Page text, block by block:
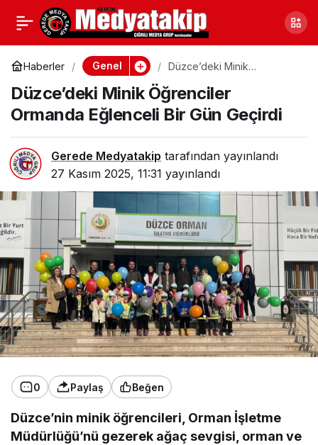
Haberler Genel
Düzce’deki Minik
Eğlenceli Bir Gün Geçirdi
Düzce’deki Minik Öğrenciler
Ormanda Eğlenceli Bir Gün Geçirdi
Gerede Medyatakip tarafından yayınlandı
27 Kasım 2025, 11:31 yayınlandı
0 Paylaş Beğen
Düzce’nin minik öğrencileri, Orman İşletme
Müdürlüğü’nü gezerek ağaç sevgisi, orman ve
Düzce Akçakoca’da
Olta Avcıları Kumsalda
Stres Atıyor
Paylaş